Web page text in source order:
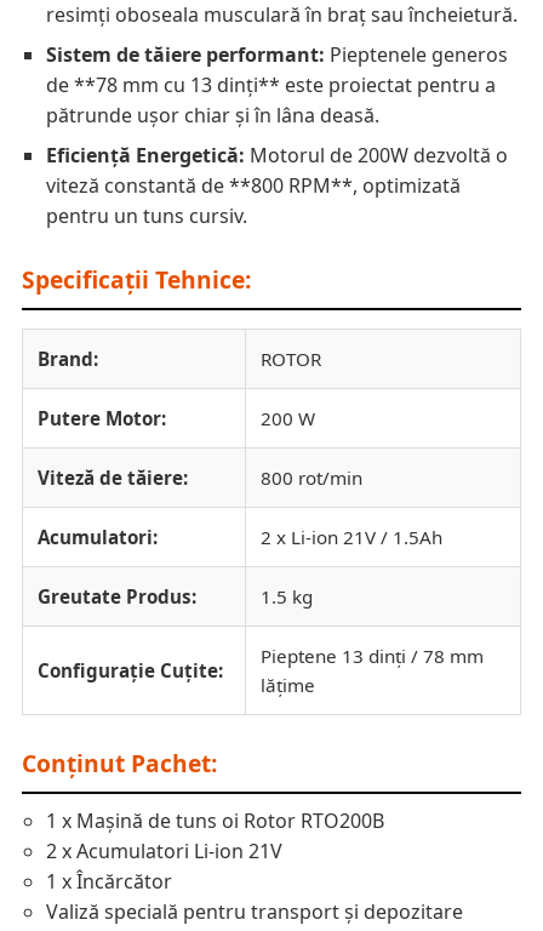
resimți oboseala musculară în braț sau încheietură.
Sistem de tăiere performant: Pieptenele generos
de **78 mm cu 13 dinți** este proiectat pentru a
pătrunde ușor chiar și în lâna deasă.
Eficiență Energetică: Motorul de 200W dezvoltă o
viteză constantă de **800 RPM**, optimizată
pentru un tuns cursiv.
Specificații Tehnice:
Brand: ROTOR
Putere Motor: 200 W
Viteză de tăiere: 800 rot/min
Acumulatori: 2 x Li-ion 21V / 1.5Ah
Greutate Produs: 1.5 kg
Configurație Cuțite:
Pieptene 13 dinți / 78 mm
lățime
Conținut Pachet:
1 x Mașină de tuns oi Rotor RTO200B
2 x Acumulatori Li-ion 21V
1 x Încărcător
Valiză specială pentru transport și depozitare